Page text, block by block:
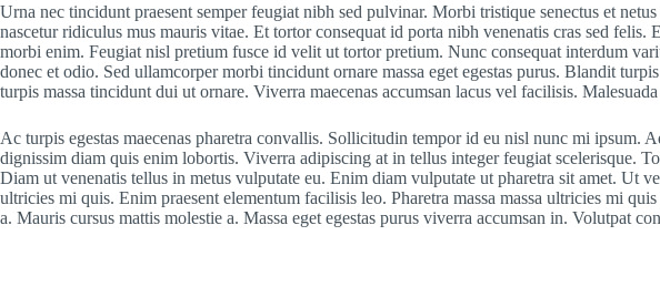
Urna nec tincidunt praesent semper feugiat nibh sed pulvinar. Morbi tristique senectus et
nascetur ridiculus mus mauris vitae. Et tortor consequat id porta nibh venenatis cras sed
morbi enim. Feugiat nisl pretium fusce id velit ut tortor pretium. Nunc consequat interdum
donec et odio. Sed ullamcorper morbi tincidunt ornare massa eget egestas purus. Blandit
turpis massa tincidunt dui ut ornare. Viverra maecenas accumsan lacus vel facilisis.
Ac turpis egestas maecenas pharetra convallis. Sollicitudin tempor id eu nisl nunc mi
dignissim diam quis enim lobortis. Viverra adipiscing at in tellus integer feugiat scelerisque.
Diam ut venenatis tellus in metus vulputate eu. Enim diam vulputate ut pharetra sit amet. Ut
ultricies mi quis. Enim praesent elementum facilisis leo. Pharetra massa massa ultricies mi
a. Mauris cursus mattis molestie a. Massa eget egestas purus viverra accumsan in. Volutpat